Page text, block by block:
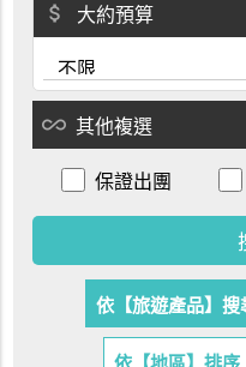
attach_money 大約預算
all_inclusive 其他複選
保證出團
依【旅遊產品】搜